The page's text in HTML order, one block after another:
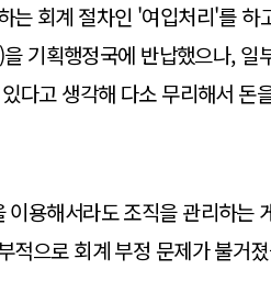
는 회계 절차인 '여입처리'를
기획행정국에 반납했으나, 일
다고 생각해 다소 무리해서 돈
용해서라도 조직을 관리하는
적으로 회계 부정 문제가 불거